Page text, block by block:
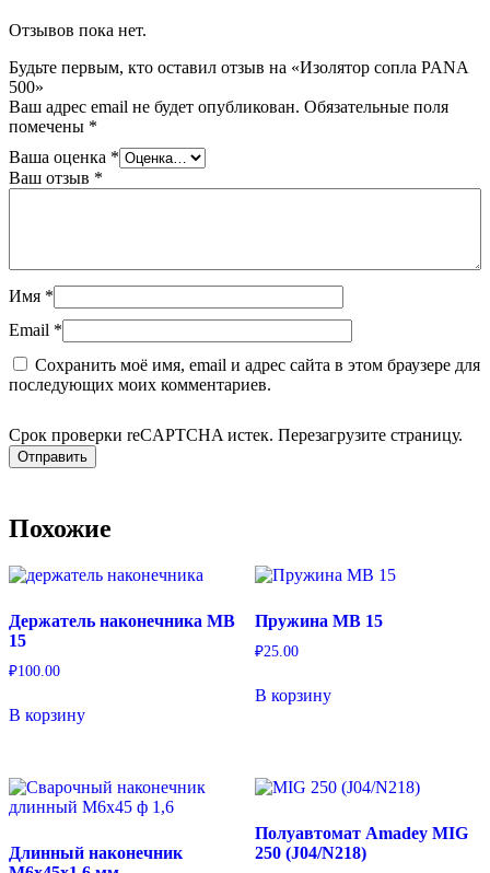
Отзывов пока нет.
Будьте первым, кто оставил отзыв на «Изолятор сопла PANA
500»
Ваш адрес email не будет опубликован. Обязательные поля
помечены *
Ваша оценка *
Ваш отзыв *
Имя *
Email *
Сохранить моё имя, email и адрес сайта в этом браузере для
последующих моих комментариев.
Срок проверки reCAPTCHA истек. Перезагрузите страницу.
Похожие
Держатель наконечника MB
15
₽100.00
В корзину
Пружина MB 15
₽25.00
В корзину
Длинный наконечник
Полуавтомат Amadey MIG
250 (J04/N218)